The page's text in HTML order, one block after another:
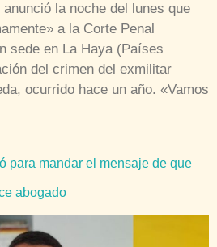
la noche del lunes que
a la Corte Penal
sede en La Haya (Países
del crimen del exmilitar
ocurrido hace un año. «Vamos
para mandar el mensaje de que
abogado